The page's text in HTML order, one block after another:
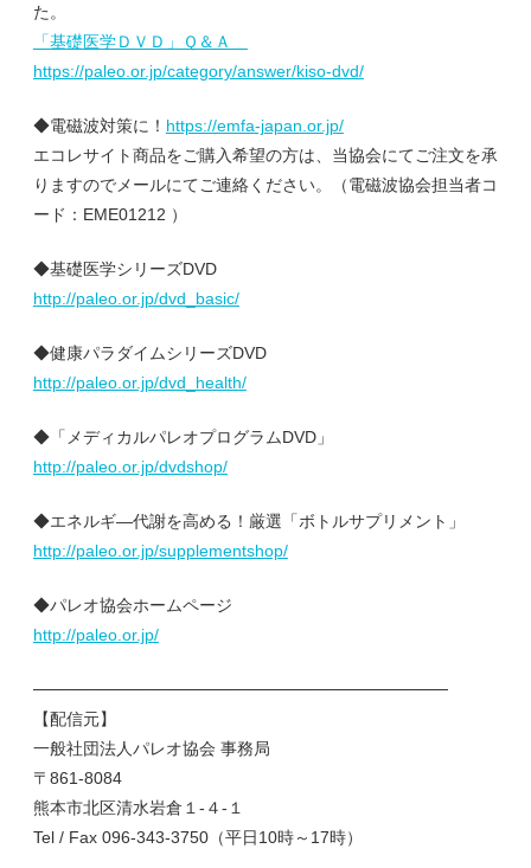
た。
「基礎医学ＤＶＤ」Ｑ＆Ａ
https://paleo.or.jp/category/answer/kiso-dvd/
◆電磁波対策に！ https://emfa-japan.or.jp/
エコレサイト商品をご購入希望の方は、当協会にてご注文を承
りますのでメールにてご連絡ください。（電磁波協会担当者コ
ード：EME01212 ）
◆基礎医学シリーズDVD
http://paleo.or.jp/dvd_basic/
◆健康パラダイムシリーズDVD
http://paleo.or.jp/dvd_health/
◆「メディカルパレオプログラムDVD」
http://paleo.or.jp/dvdshop/
◆エネルギ―代謝を高める！厳選「ボトルサプリメント」
http://paleo.or.jp/supplementshop/
◆パレオ協会ホームページ
http://paleo.or.jp/
───────────────────────────────────
【配信元】
一般社団法人パレオ協会 事務局
〒861-8084
熊本市北区清水岩倉１-４-１
Tel / Fax 096-343-3750（平日10時～17時）